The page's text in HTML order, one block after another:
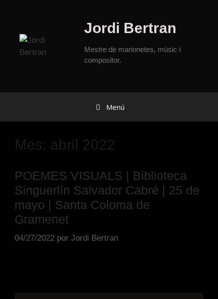
Jordi Bertran
Mestre de marionetes, músic i
compositor.
Menú
Mes: abril 2022
POEMES VISUALS | Biblioteca
Singuerlín Salvador Cabré | 25 de
mayo | Santa Coloma de
Gramenet
04/27/2022 por Jordi Bertran